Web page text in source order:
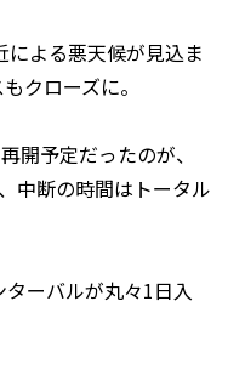
よる悪天候が見込ま
クローズに。
開予定だったのが、
中断の時間はトータル
ーバルが丸々1日入